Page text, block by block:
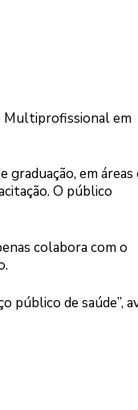
Multiprofissional em
em áreas
O público
colabora com o
público de saúde”,